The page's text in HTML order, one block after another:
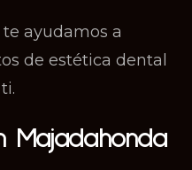
ayudamos a
de estética dental
Majadahonda